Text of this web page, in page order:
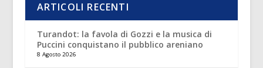
ARTICOLI RECENTI
Turandot: la favola di Gozzi e la musica di
Puccini conquistano il pubblico areniano
8 Agosto 2026